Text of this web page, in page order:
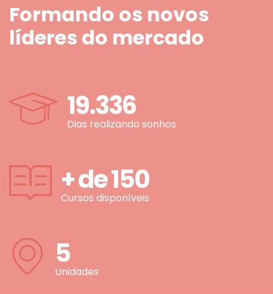
Formando os novos
líderes do mercado
19.336
Dias realizando sonhos
+ de150
Cursos disponíveis
5
Unidades